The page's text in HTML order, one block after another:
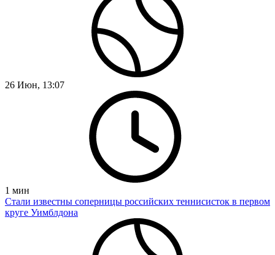
26 Июн, 13:07
1 мин
Стали известны соперницы российских теннисисток в первом
круге Уимблдона